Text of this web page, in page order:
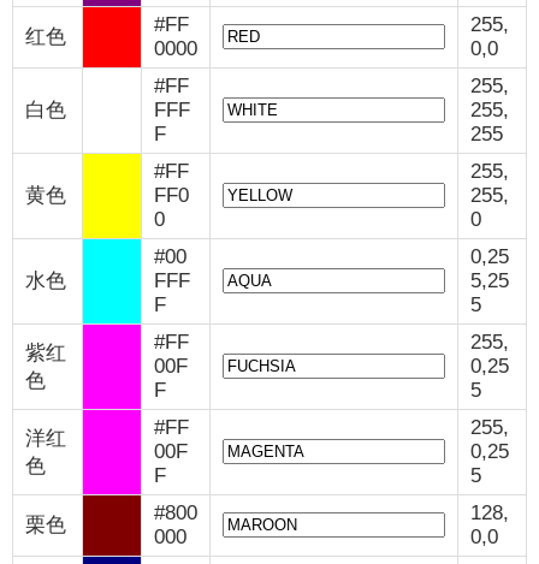
红色
#FF
0000
255,
0,0
白色
#FF
FFF
F
255,
255,
255
黄色
#FF
FF0
0
255,
255,
0
水色
#00
FFF
F
0,25
5,25
5
紫红
色
#FF
00F
F
255,
0,25
5
洋红
色
#FF
00F
F
255,
0,25
5
栗色
#800
000
128,
0,0